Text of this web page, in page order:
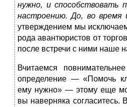
нужно, и способствовать
настроению. До, во время
утверждением мы
рода авантюристов от
после встречи с ними наше
Вчитаемся
определение — «Помочь
ему нужно» — этому еще
вы наверняка согласитесь.